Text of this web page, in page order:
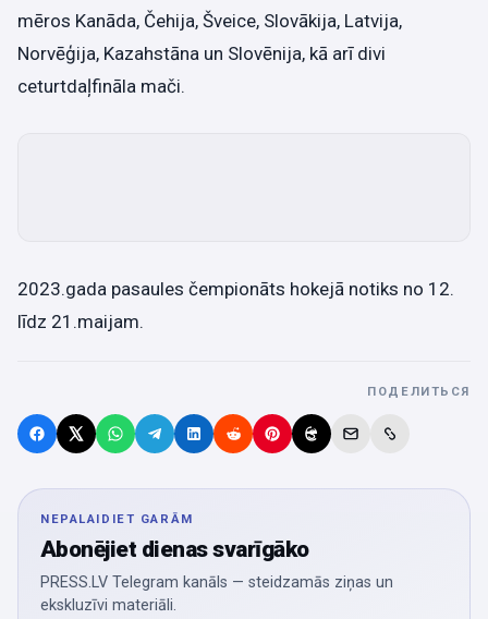
mēros Kanāda, Čehija, Šveice, Slovākija, Latvija,
Norvēģija, Kazahstāna un Slovēnija, kā arī divi
ceturtdaļfināla mači.
2023.gada pasaules čempionāts hokejā notiks no 12.
līdz 21.maijam.
ПОДЕЛИТЬСЯ
NEPALAIDIET GARĀM
Abonējiet dienas svarīgāko
PRESS.LV Telegram kanāls — steidzamās ziņas un
ekskluzīvi materiāli.